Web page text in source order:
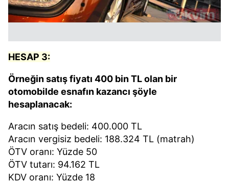
HESAP 3:
Örneğin satış fiyatı 400 bin TL olan bir
otomobilde esnafın kazancı şöyle
hesaplanacak:
Aracın satış bedeli: 400.000 TL
Aracın vergisiz bedeli: 188.324 TL (matrah)
ÖTV oranı: Yüzde 50
ÖTV tutarı: 94.162 TL
KDV oranı: Yüzde 18